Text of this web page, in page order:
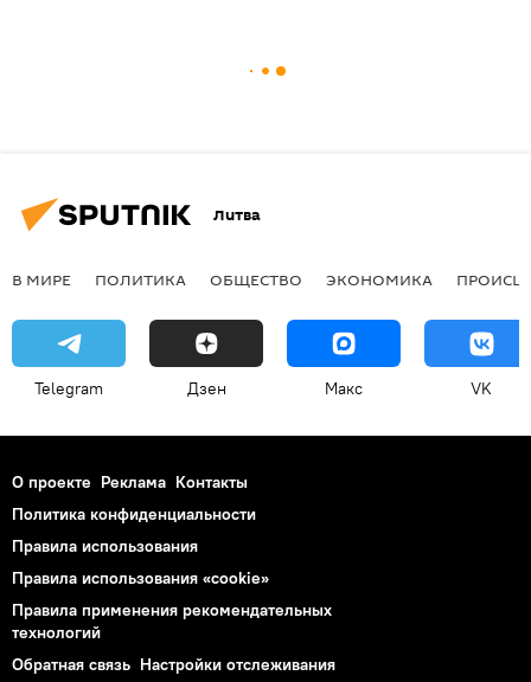
Литва
В МИРЕ ПОЛИТИКА ОБЩЕСТВО ЭКОНОМИКА
Telegram Дзен Макс VK
О проекте Реклама Контакты
Политика конфиденциальности
Правила использования
Правила использования «cookie»
Правила применения рекомендательных
технологий
Обратная связь Настройки отслеживания